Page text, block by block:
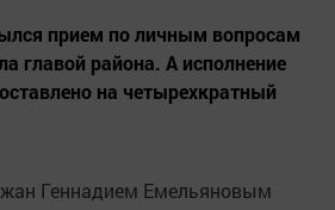
прием по личным вопросам
главой района. А исполнение
на четырехкратный
Геннадием Емельяновым